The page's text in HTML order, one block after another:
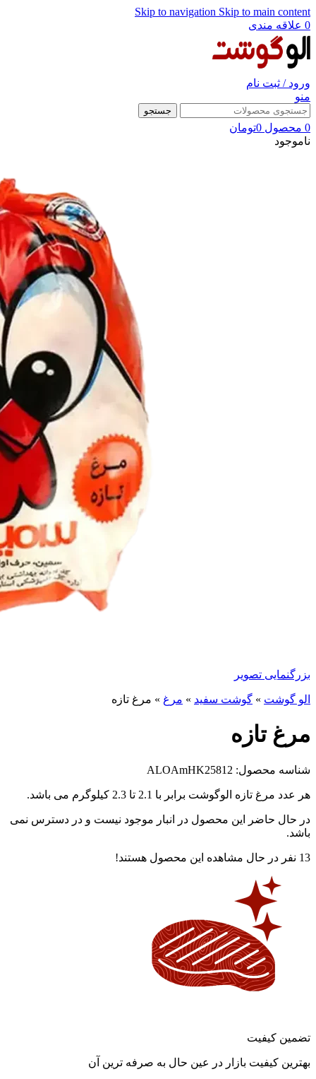
Skip to navigation Skip to main content
0 علاقه مندی
ورود / ثبت نام
منو
جستجو
0 محصول 0تومان
ناموجود
بزرگنمایی تصویر
الو گوشت » گوشت سفید » مرغ » مرغ تازه
مرغ تازه
شناسه محصول: ALOAmHK25812
هر عدد مرغ تازه الوگوشت برابر با 2.1 تا 2.3 کیلوگرم می باشد.
در حال حاضر این محصول در انبار موجود نیست و در دسترس نمی
باشد.
13 نفر در حال مشاهده این محصول هستند!
تضمین کیفیت
بهترین کیفیت بازار در عین حال به صرفه ترین آن